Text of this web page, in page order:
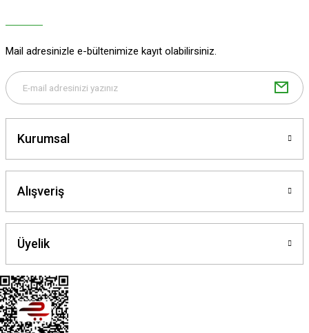
Bu ürüne benzer farklı alternatifler olmalı.
Mail adresinizle e-bültenimize kayıt olabilirsiniz.
Kurumsal
Alışveriş
Üyelik